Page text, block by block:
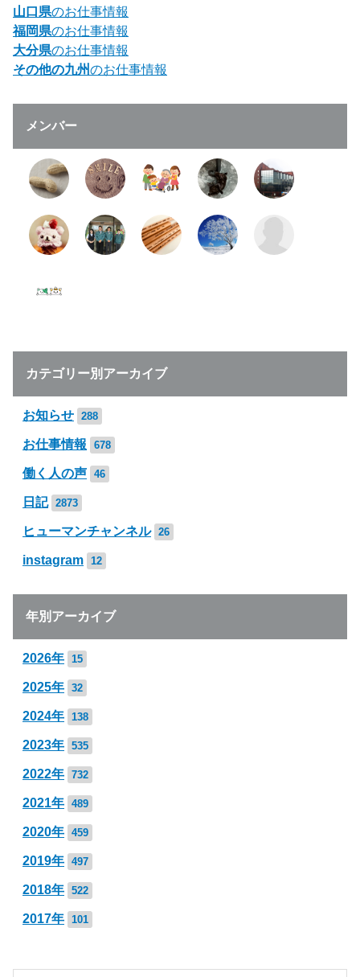
山口県のお仕事情報
福岡県のお仕事情報
大分県のお仕事情報
その他の九州のお仕事情報
メンバー
カテゴリー別アーカイブ
お知らせ 288
お仕事情報 678
働く人の声 46
日記 2873
ヒューマンチャンネル 26
instagram 12
年別アーカイブ
2026年 15
2025年 32
2024年 138
2023年 535
2022年 732
2021年 489
2020年 459
2019年 497
2018年 522
2017年 101